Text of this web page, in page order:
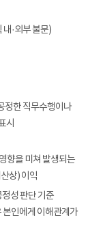
내·외부 불문)
정한 직무수행이나
시
향을 미쳐 발생되는
상) 이익
성 판단 기준
본인에게 이해관계가